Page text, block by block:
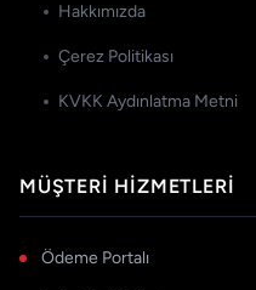
Hakkımızda
Çerez Politikası
KVKK Aydınlatma Metni
MÜŞTERI HIZMETLERI
Ödeme Portalı